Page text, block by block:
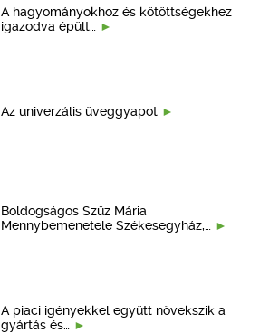
A hagyományokhoz és kötöttségekhez
igazodva épült…
Az univerzális üveggyapot
Boldogságos Szűz Mária
Mennybemenetele Székesegyház,…
A piaci igényekkel együtt növekszik a
gyártás és…